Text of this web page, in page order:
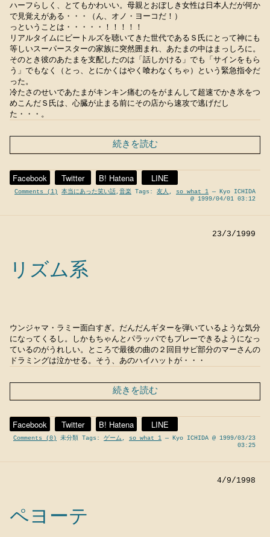
ハーフらしく、とてもかわいい。母親とおぼしき女性は日本人だが何か
で見覚えがある・・・（ん、オノ・ヨーコだ！）
っということは・・・・・！！！！！
リアルタイムにビートルズを聴いてきた世代であるＳ氏にとって神にも
等しいスーパースターの家族に突然囲まれ、あたまの中はまっしろに。
そのとき彼のあたまを支配したのは「話しかける」でも「サインをもら
う」でもなく（とっ、とにかくはやく喰わなくちゃ）という緊急指令だ
った。
冷たさのせいであたまがキンキン痛むのをがまんして超速でかき氷をつ
めこんだＳ氏は、心臓が止まる前にその店から速攻で逃げだし
た・・・。
続きを読む
Facebook Twitter B! Hatena LINE
Comments (1) 本当にあった笑い話,音楽 Tags: 友人 , so what 1 — Kyo ICHIDA
@ 1999/04/01 03:12
23/3/1999
リズム系
ウンジャマ・ラミー面白すぎ。だんだんギターを弾いているような気分
になってくるし。しかもちゃんとパラッパでもプレーできるようになっ
ているのがうれしい。ところで最後の曲の２回目サビ部分のマーさんの
ドラミングは泣かせる。そう、あのハイハットが・・・
続きを読む
Facebook Twitter B! Hatena LINE
Comments (0) 未分類 Tags: ゲーム , so what 1 — Kyo ICHIDA @ 1999/03/23
03:25
4/9/1998
ペヨーテ